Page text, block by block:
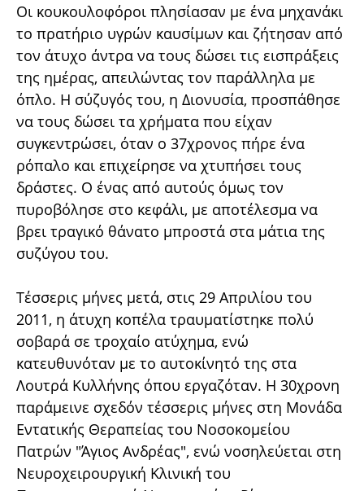
Οι κουκουλοφόροι πλησίασαν με ένα μηχανάκι
το πρατήριο υγρών καυσίμων και ζήτησαν από
τον άτυχο άντρα να τους δώσει τις εισπράξεις
της ημέρας, απειλώντας τον παράλληλα με
όπλο. Η σύζυγός του, η Διονυσία, προσπάθησε
να τους δώσει τα χρήματα που είχαν
συγκεντρώσει, όταν ο 37χρονος πήρε ένα
ρόπαλο και επιχείρησε να χτυπήσει τους
δράστες. Ο ένας από αυτούς όμως τον
πυροβόλησε στο κεφάλι, με αποτέλεσμα να
βρει τραγικό θάνατο μπροστά στα μάτια της
συζύγου του.
Τέσσερις μήνες μετά, στις 29 Απριλίου του
2011, η άτυχη κοπέλα τραυματίστηκε πολύ
σοβαρά σε τροχαίο ατύχημα, ενώ
κατευθυνόταν με το αυτοκίνητό της στα
Λουτρά Κυλλήνης όπου εργαζόταν. Η 30χρονη
παράμεινε σχεδόν τέσσερις μήνες στη Μονάδα
Εντατικής Θεραπείας του Νοσοκομείου
Πατρών "Άγιος Ανδρέας", ενώ νοσηλεύεται στη
Νευροχειρουργική Κλινική του